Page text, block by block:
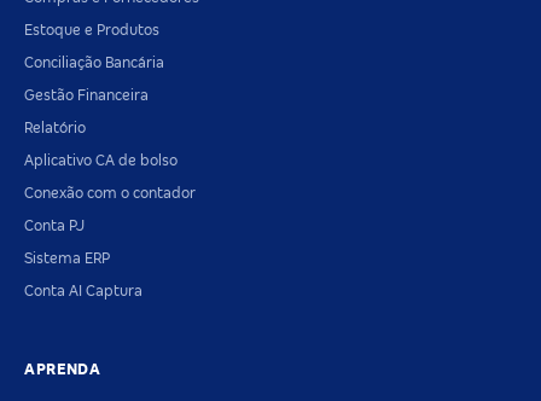
Estoque e Produtos
Conciliação Bancária
Gestão Financeira
Relatório
Aplicativo CA de bolso
Conexão com o contador
Conta PJ
Sistema ERP
Conta AI Captura
APRENDA